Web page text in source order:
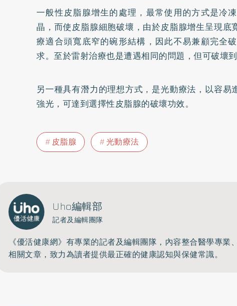
一般性皮脂腺增生的處理，最常使用的方式是冷
晶，而使皮脂腺細胞破壞，由於皮脂腺增生呈現底
療適合頭寬底窄的碗形結構，因此不易兼顧完全
求。至於雷射治療也是遭遇相同的問題，但可破壞到
另一種具有潛力的理想方式，是光動療法，以容易
強光，可達到選擇性皮脂腺的破壞功效。
皮脂腺 光動療法
Uho編輯部
記者及編輯團隊
《優活健康網》有專業的記者及編輯團隊，內容整合醫學專業
相關文章，致力為讀者提供最正確的健康認知與保健常識。